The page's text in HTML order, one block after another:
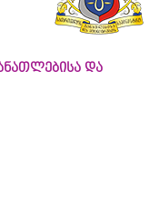
და